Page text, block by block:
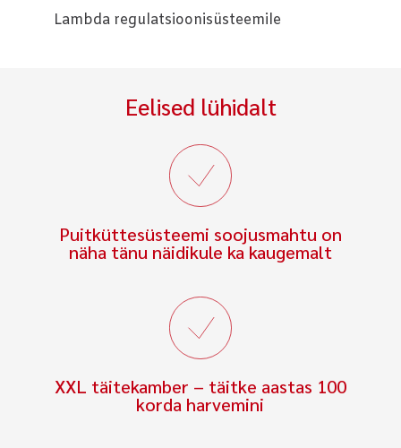
Lambda regulatsioonisüsteemile
Eelised lühidalt
Puitküttesüsteemi soojusmahtu on
näha tänu näidikule ka kaugemalt
XXL täitekamber – täitke aastas 100
korda harvemini